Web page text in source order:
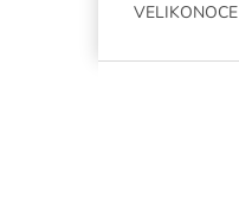
VELIKONOCE